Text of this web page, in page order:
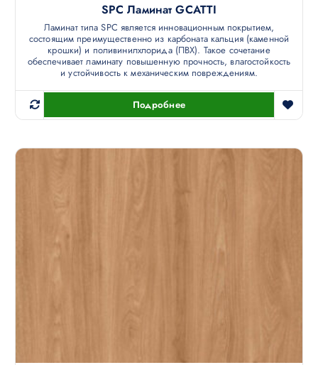
SPC Ламинат GCATTI
Ламинат типа SPC является инновационным покрытием,
состоящим преимущественно из карбоната кальция (каменной
крошки) и поливинилхлорида (ПВХ). Такое сочетание
обеспечивает ламинату повышенную прочность, влагостойкость
и устойчивость к механическим повреждениям.
Подробнее